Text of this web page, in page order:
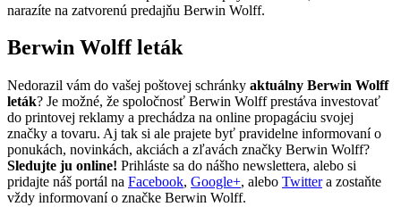
narazíte na zatvorenú predajňu Berwin Wolff.
Berwin Wolff leták
Nedorazil vám do vašej poštovej schránky aktuálny Berwin Wolff
leták? Je možné, že spoločnosť Berwin Wolff prestáva investovať
do printovej reklamy a prechádza na online propagáciu svojej
značky a tovaru. Aj tak si ale prajete byť pravidelne informovaní o
ponukách, novinkách, akciách a zľavách značky Berwin Wolff?
Sledujte ju online! Prihláste sa do nášho newslettera, alebo si
pridajte náš portál na Facebook, Google+, alebo Twittera zostaňte
vždy informovaní o značke Berwin Wolff.